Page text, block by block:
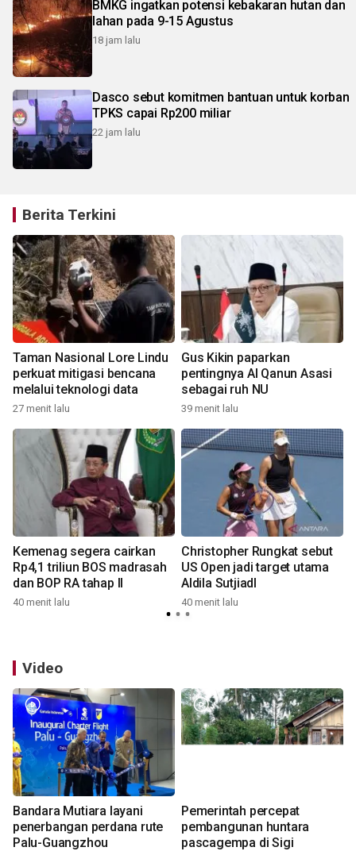
BMKG ingatkan potensi kebakaran hutan dan
lahan pada 9-15 Agustus
18 jam lalu
Dasco sebut komitmen bantuan untuk korban
TPKS capai Rp200 miliar
22 jam lalu
Berita Terkini
Taman Nasional Lore Lindu
perkuat mitigasi bencana
melalui teknologi data
27 menit lalu
Gus Kikin paparkan
pentingnya Al Qanun Asasi
sebagai ruh NU
39 menit lalu
Kemenag segera cairkan
Rp4,1 triliun BOS madrasah
dan BOP RA tahap II
40 menit lalu
Christopher Rungkat sebut
US Open jadi target utama
Aldila SutjiadI
40 menit lalu
Video
Bandara Mutiara layani
penerbangan perdana rute
Palu-Guangzhou
Pemerintah percepat
pembangunan huntara
pascagempa di Sigi